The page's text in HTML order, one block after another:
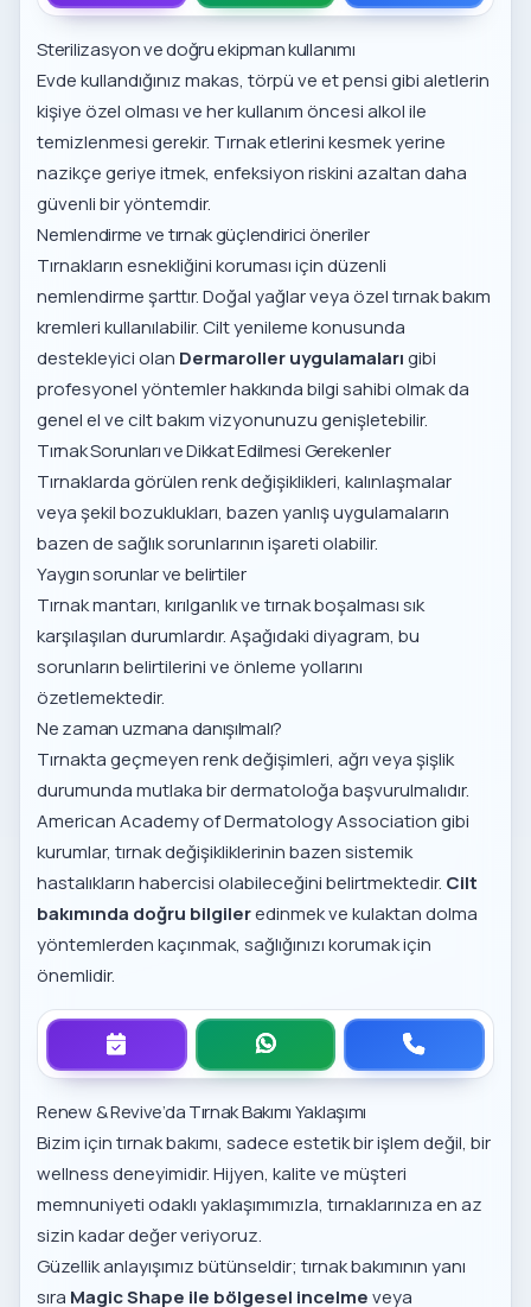
Sterilizasyon ve doğru ekipman kullanımı
Evde kullandığınız makas, törpü ve et pensi gibi aletlerin
kişiye özel olması ve her kullanım öncesi alkol ile
temizlenmesi gerekir. Tırnak etlerini kesmek yerine
nazikçe geriye itmek, enfeksiyon riskini azaltan daha
güvenli bir yöntemdir.
Nemlendirme ve tırnak güçlendirici öneriler
Tırnakların esnekliğini koruması için düzenli
nemlendirme şarttır. Doğal yağlar veya özel tırnak bakım
kremleri kullanılabilir. Cilt yenileme konusunda
destekleyici olan Dermaroller uygulamalarıgibi
profesyonel yöntemler hakkında bilgi sahibi olmak da
genel el ve cilt bakım vizyonunuzu genişletebilir.
Tırnak Sorunları ve Dikkat Edilmesi Gerekenler
Tırnaklarda görülen renk değişiklikleri, kalınlaşmalar
veya şekil bozuklukları, bazen yanlış uygulamaların
bazen de sağlık sorunlarının işareti olabilir.
Yaygın sorunlar ve belirtiler
Tırnak mantarı, kırılganlık ve tırnak boşalması sık
karşılaşılan durumlardır. Aşağıdaki diyagram, bu
sorunların belirtilerini ve önleme yollarını
özetlemektedir.
Ne zaman uzmana danışılmalı?
Tırnakta geçmeyen renk değişimleri, ağrı veya şişlik
durumunda mutlaka bir dermatoloğa başvurulmalıdır.
American Academy of Dermatology Associationgibi
kurumlar, tırnak değişikliklerinin bazen sistemik
hastalıkların habercisi olabileceğini belirtmektedir. Cilt
bakımında doğru bilgileredinmek ve kulaktan dolma
yöntemlerden kaçınmak, sağlığınızı korumak için
önemlidir.
Renew & Revive’da Tırnak Bakımı Yaklaşımı
Bizim için tırnak bakımı, sadece estetik bir işlem değil, bir
wellness deneyimidir. Hijyen, kalite ve müşteri
memnuniyeti odaklı yaklaşımımızla, tırnaklarınıza en az
sizin kadar değer veriyoruz.
Güzellik anlayışımız bütünseldir; tırnak bakımının yanı
sıra Magic Shape ile bölgesel incelmeveya